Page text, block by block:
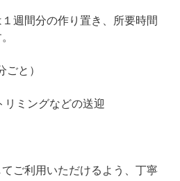
週間分の作り置き、所要時間
と）
リミングなどの送迎
ご利用いただけるよう、丁寧